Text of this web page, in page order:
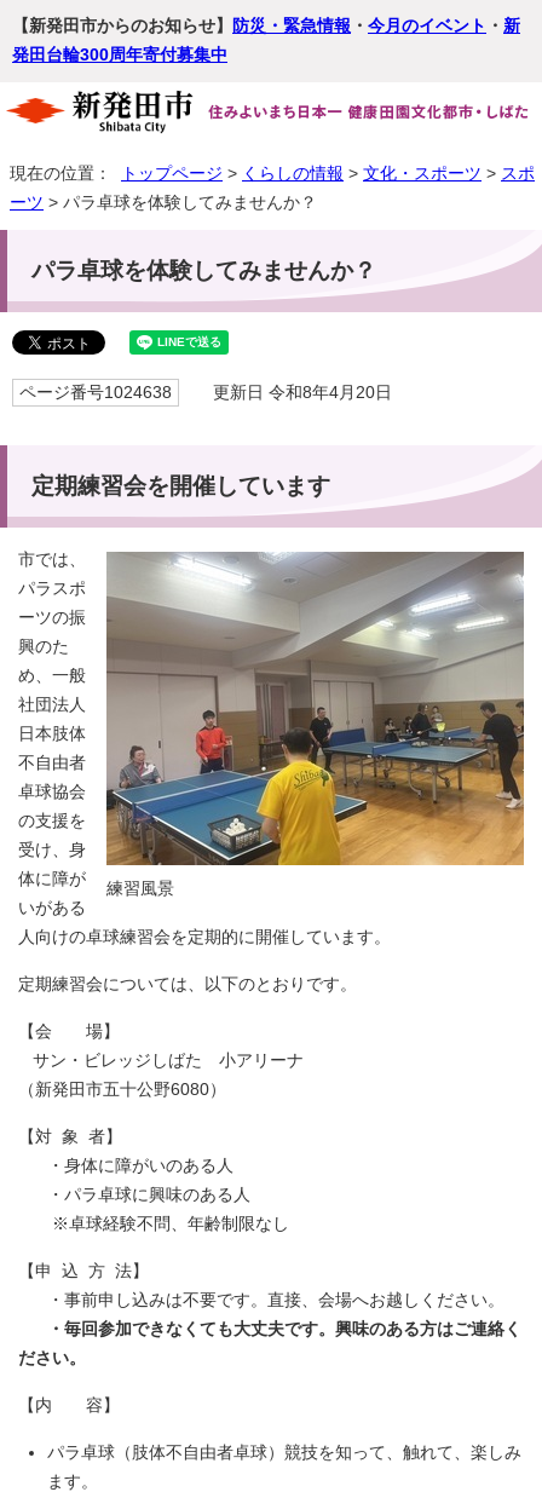
【新発田市からのお知らせ】 防災・緊急情報 ・ 今月のイベント ・ 新
発田台輪300周年寄付募集中
現在の位置： トップページ > くらしの情報 > 文化・スポーツ > スポ
ーツ > パラ卓球を体験してみませんか？
パラ卓球を体験してみませんか？
ページ番号1024638 更新日 令和8年4月20日
定期練習会を開催しています
練習風景
市では、
パラスポ
ーツの振
興のた
め、一般
社団法人
日本肢体
不自由者
卓球協会
の支援を
受け、身
体に障が
いがある
人向けの卓球練習会を定期的に開催しています。
定期練習会については、以下のとおりです。
【会 場】
サン・ビレッジしばた 小アリーナ
（新発田市五十公野6080）
【対 象 者】
・身体に障がいのある人
・パラ卓球に興味のある人
※卓球経験不問、年齢制限なし
【申 込 方 法】
・事前申し込みは不要です。直接、会場へお越しください。
・毎回参加できなくても大丈夫です。興味のある方はご連絡く
ださい。
【内 容】
パラ卓球（肢体不自由者卓球）競技を知って、触れて、楽しみ
ます。